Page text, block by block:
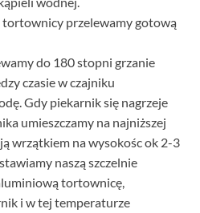
przelewamy gotową
do 180 stopni grzanie
czasie w czajniku
Gdy piekarnik się nagrzeje
umieszczamy na najniższej
wrzątkiem na wysokośc ok 2-3
naszą szczelnie
tortownicę,
i w tej temperaturze